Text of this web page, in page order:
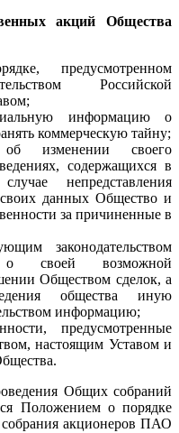
акций Общества
предусмотренном
Российской
информацию о
коммерческую тайну;
об изменении своего
содержащихся в
непредставления
данных Общество и
за причиненные в
законодательством
о своей возможной
Обществом сделок, а
общества иную
информацию;
предусмотренные
настоящим Уставом и
Общих собраний
Положением о порядке
акционеров ПАО